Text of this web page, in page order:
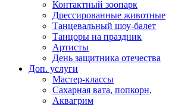
Контактный зоопарк
Дрессированные животные
Танцевальный шоу-балет
Танцоры на праздник
Артисты
День защитника отечества
Доп. услуги
Мастер-классы
Сахарная вата, попкорн,
Аквагрим